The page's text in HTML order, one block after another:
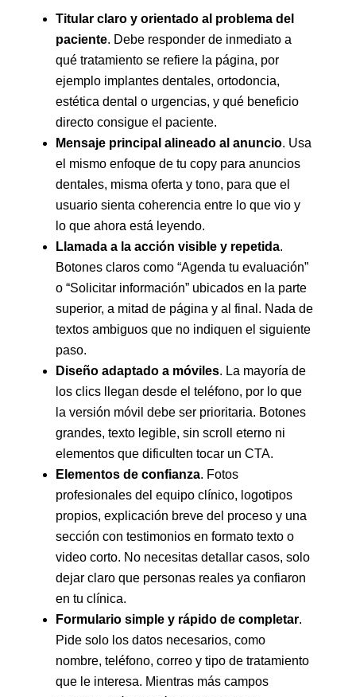
Titular claro y orientado al problema del
paciente. Debe responder de inmediato a
qué tratamiento se refiere la página, por
ejemplo implantes dentales, ortodoncia,
estética dental o urgencias, y qué beneficio
directo consigue el paciente.
Mensaje principal alineado al anuncio. Usa
el mismo enfoque de tu copy para anuncios
dentales, misma oferta y tono, para que el
usuario sienta coherencia entre lo que vio y
lo que ahora está leyendo.
Llamada a la acción visible y repetida.
Botones claros como “Agenda tu evaluación”
o “Solicitar información” ubicados en la parte
superior, a mitad de página y al final. Nada de
textos ambiguos que no indiquen el siguiente
paso.
Diseño adaptado a móviles. La mayoría de
los clics llegan desde el teléfono, por lo que
la versión móvil debe ser prioritaria. Botones
grandes, texto legible, sin scroll eterno ni
elementos que dificulten tocar un CTA.
Elementos de confianza. Fotos
profesionales del equipo clínico, logotipos
propios, explicación breve del proceso y una
sección con testimonios en formato texto o
video corto. No necesitas detallar casos, solo
dejar claro que personas reales ya confiaron
en tu clínica.
Formulario simple y rápido de completar.
Pide solo los datos necesarios, como
nombre, teléfono, correo y tipo de tratamiento
que le interesa. Mientras más campos